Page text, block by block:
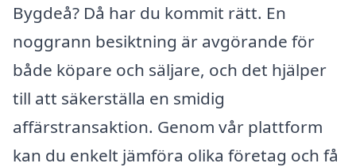
Bygdeå? Då har du kommit rätt. En
noggrann besiktning är avgörande för
både köpare och säljare, och det hjälper
till att säkerställa en smidig
affärstransaktion. Genom vår plattform
kan du enkelt jämföra olika företag och få